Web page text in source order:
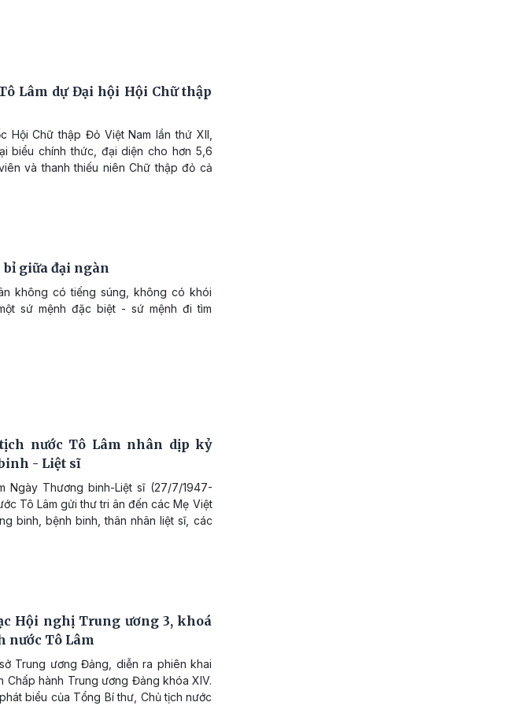
Lâm dự Đại hội Hội Chữ thập
Hội Chữ thập Đỏ Việt Nam lần thứ XII,
biểu chính thức, đại diện cho hơn 5,6
và thanh thiếu niên Chữ thập đỏ cả
bỉ giữa đại ngàn
không có tiếng súng, không có khói
sứ mệnh đặc biệt - sứ mệnh đi tìm
nước Tô Lâm nhân dịp kỷ
- Liệt sĩ
Ngày Thương binh-Liệt sĩ (27/7/1947-
Tô Lâm gửi thư tri ân đến các Mẹ Việt
binh, bệnh binh, thân nhân liệt sĩ, các
Hội nghị Trung ương 3, khoá
nước Tô Lâm
Trung ương Đảng, diễn ra phiên khai
Chấp hành Trung ương Đảng khóa XIV.
biểu của Tổng Bí thư, Chủ tịch nước